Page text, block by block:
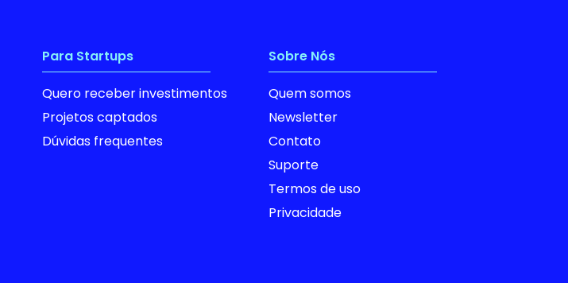
Para Startups
Quero receber investimentos
Projetos captados
Dúvidas frequentes
Sobre Nós
Quem somos
Newsletter
Contato
Suporte
Termos de uso
Privacidade